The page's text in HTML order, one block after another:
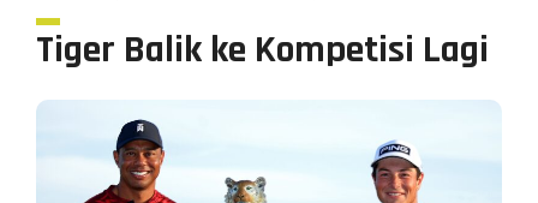
Tiger Balik ke Kompetisi Lagi